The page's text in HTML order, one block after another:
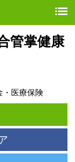
管掌健康
医療保険